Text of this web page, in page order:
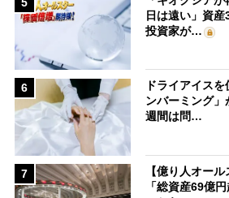
日は遠い」資
投資家が…
6
ドライアイス
ンバーミング
週間は問…
7
【億り人オー
「総資産69億